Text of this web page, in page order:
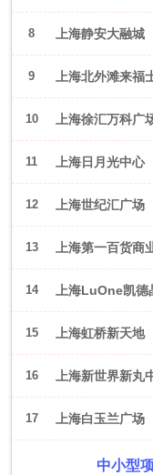
8 上海静安大融城
9 上海北外滩来福
10 上海徐汇万科广
11 上海日月光中心
12 上海世纪汇广场
13 上海第一百货商
14 上海LuOne凯
15 上海虹桥新天地
16 上海新世界新丸
ONE
17 上海白玉兰广场
中小型